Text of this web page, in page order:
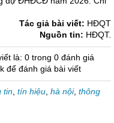
Tác giả bài viết: HĐQT
Nguồn tin: HĐQT.
là: 0 trong 0 đánh giá
để đánh giá bài viết
tin tín hiệu hà nội, thông